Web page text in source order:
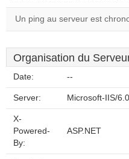
Un ping au serveur est
Organisation du
Date: --
Server: Microsoft-IIS/6.0
X-
Powered-
By:
ASP.NET